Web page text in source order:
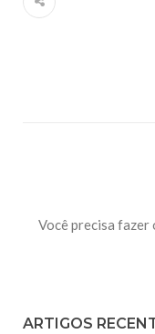
Você precisa fazer
ARTIGOS